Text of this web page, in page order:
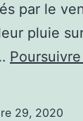
par le
pluie
29, 2020